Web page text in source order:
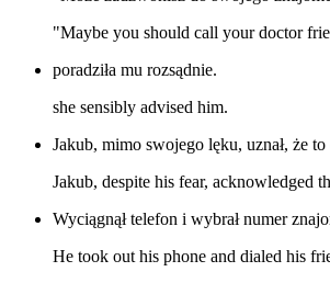
"Maybe you should call your doctor
poradziła mu rozsądnie.
she sensibly advised him.
Jakub, mimo swojego lęku, uznał, że to
Jakub, despite his fear, acknowledged
Wyciągnął telefon i wybrał numer
He took out his phone and dialed his